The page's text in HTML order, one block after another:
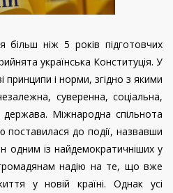
більш ніж 5 років підготовчих
українська Конституція. У
принципи і норми, згідно з якими
суверенна, соціальна,
Міжнародна спільнота
поставилася до події, назвавши
одним із найдемократичніших у
надію на те, що вже
у новій країні. Однак усі